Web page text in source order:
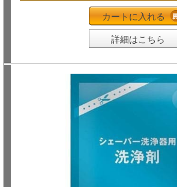
カートに入れる
詳細はこちら